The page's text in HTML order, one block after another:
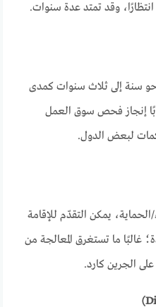
وقد تمتد عدة سنوات.
سنة إلى ثلاث سنوات كمدى
إنجاز فحص سوق العمل
يمكن التقدّم للإقامة
غالبًا ما تستغرق المعالجة من
على الجرين كارد.